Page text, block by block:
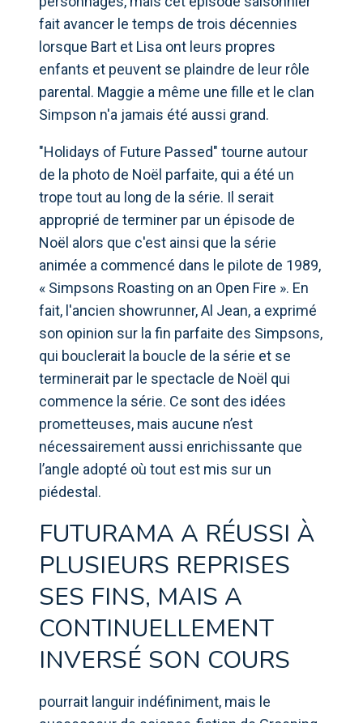
fait avancer le temps de trois décennies
lorsque Bart et Lisa ont leurs propres
enfants et peuvent se plaindre de leur rôle
parental. Maggie a même une fille et le clan
Simpson n'a jamais été aussi grand.
"Holidays of Future Passed" tourne autour
de la photo de Noël parfaite, qui a été un
trope tout au long de la série. Il serait
approprié de terminer par un épisode de
Noël alors que c'est ainsi que la série
animée a commencé dans le pilote de 1989,
« Simpsons Roasting on an Open Fire ». En
fait, l'ancien showrunner, Al Jean, a exprimé
son opinion sur la fin parfaite des Simpsons,
qui bouclerait la boucle de la série et se
terminerait par le spectacle de Noël qui
commence la série. Ce sont des idées
prometteuses, mais aucune n’est
nécessairement aussi enrichissante que
l’angle adopté où tout est mis sur un
piédestal.
FUTURAMA A RÉUSSI À
PLUSIEURS REPRISES
SES FINS, MAIS A
CONTINUELLEMENT
INVERSÉ SON COURS
pourrait languir indéfiniment, mais le